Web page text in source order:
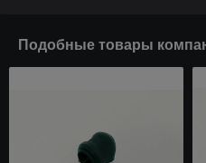
Подобные товары